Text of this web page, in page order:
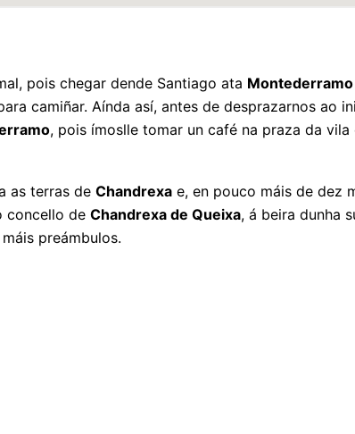
pois chegar dende Santiago ata Montederramo
camiñar. Aínda así, antes de desprazarnos ao
, pois ímoslle tomar un café na praza da
as terras de Chandrexa e, en pouco máis de dez
concello de Chandrexa de Queixa, á beira dunha
preámbulos.